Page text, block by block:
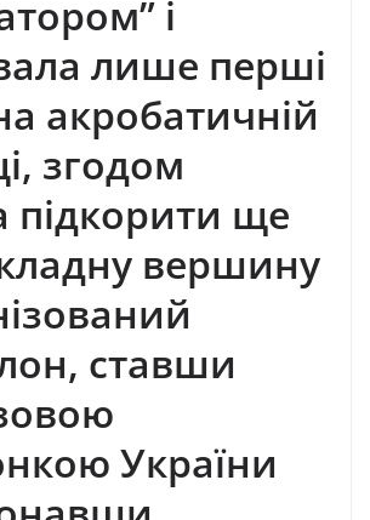
і
лише перші
акробатичній
згодом
підкорити ще
вершину
ставши
України